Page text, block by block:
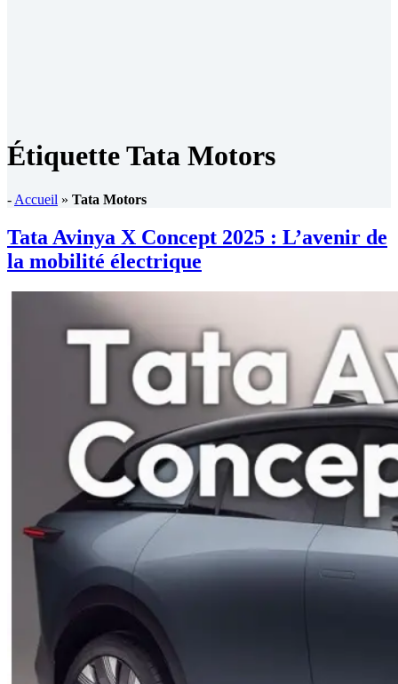
ÉtiquetteTata Motors
- Accueil » Tata Motors
Tata Avinya X Concept 2025 : L’avenir de
la mobilité électrique